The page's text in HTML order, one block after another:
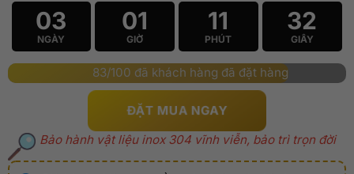
03
NGÀY
01
GIỜ
11
PHÚT
30
GIÂY
83/100 đã khách hàng đã đặt hàng
ĐẶT MUA NGAY
Bảo hành vật liệu inox 304 vĩnh viễn, bảo trì trọn đời